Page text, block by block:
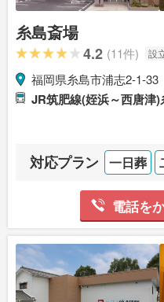
糸島斎場
4.2 (11件) 設
福岡県糸島市浦志2-1-33
JR筑肥線(姪浜～西唐津
対応プラン 一日葬
電話を